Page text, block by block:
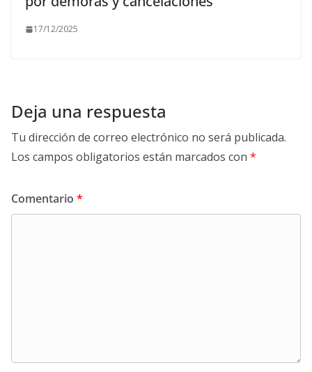
17/12/2025
Deja una respuesta
Tu dirección de correo electrónico no será publicada.
Los campos obligatorios están marcados con *
Comentario *